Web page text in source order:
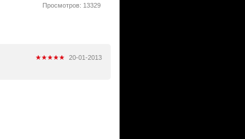
Просмотров: 13329
20-01-2013